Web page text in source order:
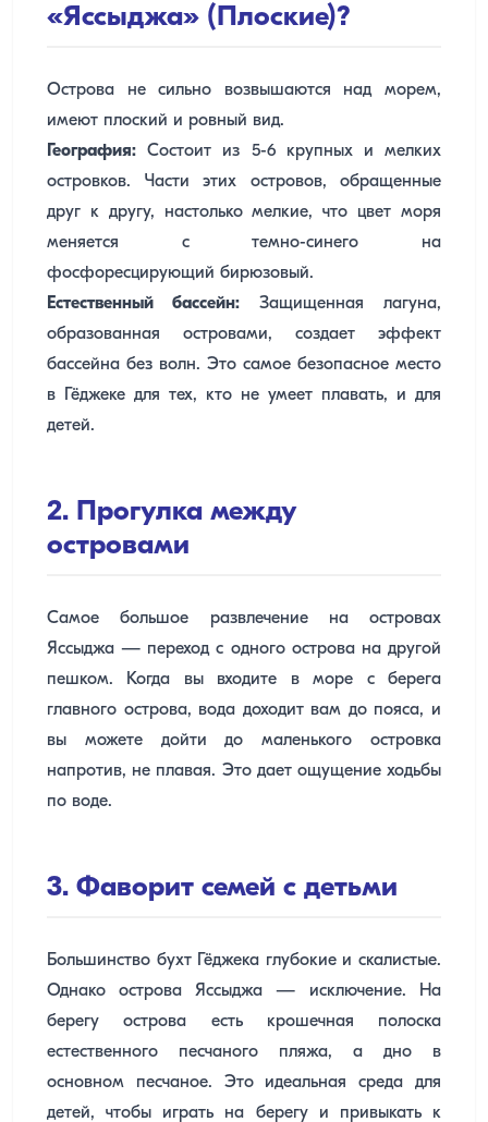
«Яссыджа» (Плоские)?
Острова не сильно возвышаются над морем,
имеют плоский и ровный вид.
География: Состоит из 5-6 крупных и мелких
островков. Части этих островов, обращенные
друг к другу, настолько мелкие, что цвет моря
меняется с темно-синего на
фосфоресцирующий бирюзовый.
Естественный бассейн: Защищенная лагуна,
образованная островами, создает эффект
бассейна без волн. Это самое безопасное место
в Гёджеке для тех, кто не умеет плавать, и для
детей.
2. Прогулка между
островами
Самое большое развлечение на островах
Яссыджа — переход с одного острова на другой
пешком. Когда вы входите в море с берега
главного острова, вода доходит вам до пояса, и
вы можете дойти до маленького островка
напротив, не плавая. Это дает ощущение ходьбы
по воде.
3. Фаворит семей с детьми
Большинство бухт Гёджека глубокие и скалистые.
Однако острова Яссыджа — исключение. На
берегу острова есть крошечная полоска
естественного песчаного пляжа, а дно в
основном песчаное. Это идеальная среда для
детей, чтобы играть на берегу и привыкать к